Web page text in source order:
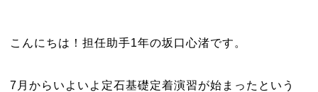
こんにちは！担任助手1年の坂口心渚です。
7月からいよいよ定石基礎定着演習が始まったという